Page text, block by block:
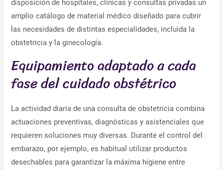
disposición de hospitales, clínicas y consultas privadas un
amplio catálogo de material médico diseñado para cubrir
las necesidades de distintas especialidades, incluida la
obstetricia y la ginecología.
Equipamiento adaptado a cada
fase del cuidado obstétrico
La actividad diaria de una consulta de obstetricia combina
actuaciones preventivas, diagnósticas y asistenciales que
requieren soluciones muy diversas. Durante el control del
embarazo, por ejemplo, es habitual utilizar productos
desechables para garantizar la máxima higiene entre